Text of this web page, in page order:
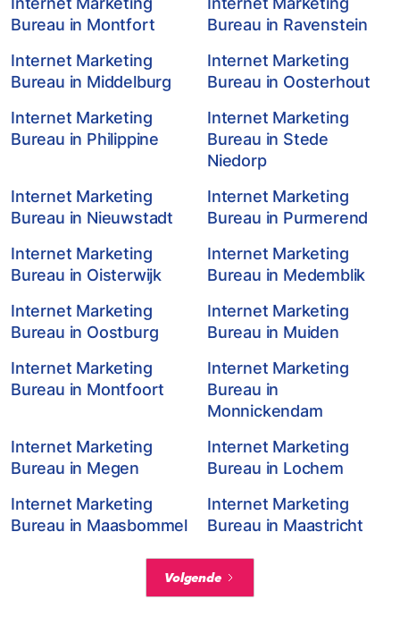
Bureau in Montfort
Bureau in Ravenstein
Internet Marketing
Bureau in Middelburg
Internet Marketing
Bureau in Oosterhout
Internet Marketing
Bureau in Philippine
Internet Marketing
Bureau in Stede
Niedorp
Internet Marketing
Bureau in Nieuwstadt
Internet Marketing
Bureau in Purmerend
Internet Marketing
Bureau in Oisterwijk
Internet Marketing
Bureau in Medemblik
Internet Marketing
Bureau in Oostburg
Internet Marketing
Bureau in Muiden
Internet Marketing
Bureau in Montfoort
Internet Marketing
Bureau in
Monnickendam
Internet Marketing
Bureau in Megen
Internet Marketing
Bureau in Lochem
Internet Marketing
Bureau in Maasbommel
Internet Marketing
Bureau in Maastricht
Volgende